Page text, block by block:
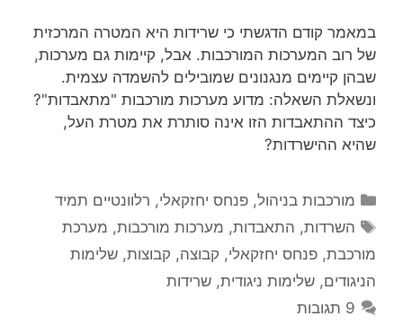
במאמר קודם הדגשתי כי שרידות היא המטרה המרכזית
של רוב המערכות המורכבות. אבל, קיימות גם מערכות,
שבהן קיימים מנגנונים שמובילים להשמדה עצמית.
ונשאלת השאלה: מדוע מערכות מורכבות "מתאבדות"?
כיצד ההתאבדות הזו אינה סותרת את מטרת העל,
שהיא ההישרדות?
קטגוריות
מורכבות בניהול,פנחס יחזקאלי, רלוונטיים תמיד
תגיות
השרדות, התאבדות, מערכות מורכבות, מערכת
מורכבת, פנחס יחזקאלי, קבוצה, קבוצות, שלימות
הניגודים, שלימות ניגודית, שרידות
9 תגובות